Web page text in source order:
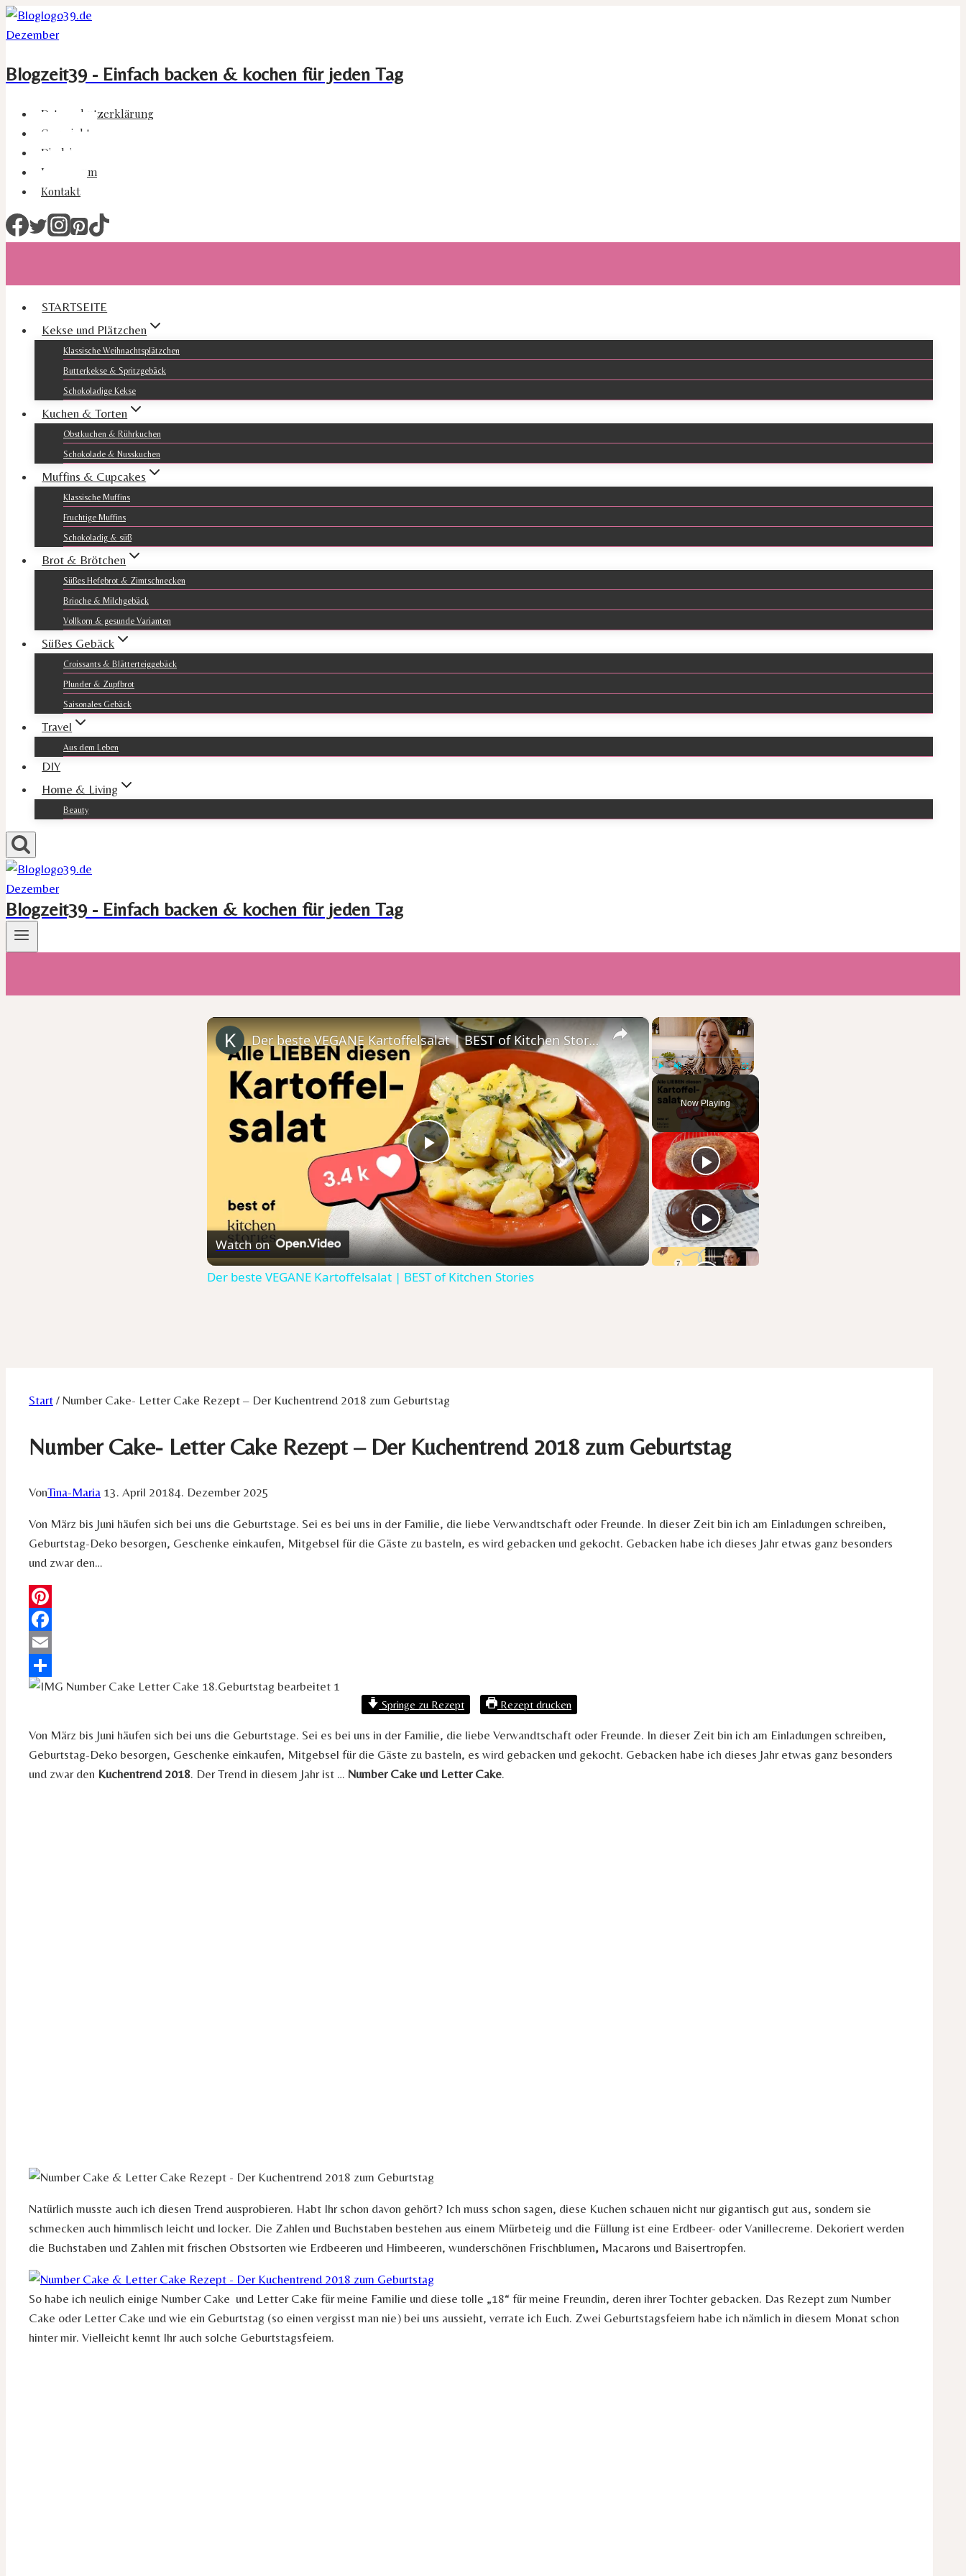
Zum
Inhalt
Blogzeit39 - Einfach backen & kochen für jeden Tag
Datenschutzerklärung
Copyright
Disclaimer
Impressum
Kontakt
STARTSEITE
Kekse und Plätzchen
Klassische Weihnachtsplätzchen
Butterkekse & Spritzgebäck
Schokoladige Kekse
Kuchen & Torten
Obstkuchen & Rührkuchen
Schokolade & Nusskuchen
Muffins & Cupcakes
Klassische Muffins
Fruchtige Muffins
Schokoladig & süß
Brot & Brötchen
Süßes Hefebrot & Zimtschnecken
Brioche & Milchgebäck
Vollkorn & gesunde Varianten
Süßes Gebäck
Croissants & Blätterteiggebäck
Plunder & Zupfbrot
Saisonales Gebäck
Travel
Aus dem Leben
DIY
Home & Living
Beauty
Blogzeit39 - Einfach backen & kochen für jeden Tag
×
Play Unmute Fullscreen
Now Playing
×
Play
Video
Der beste VEGANE Kartoffelsalat | BEST of Kitchen Stories
Watch on
Der beste VEGANE Kartoffelsalat | BEST of Kitchen Stories
Start / Number Cake- Letter Cake Rezept – Der Kuchentrend 2018 zum Geburtstag
Number Cake- Letter Cake Rezept – Der Kuchentrend 2018 zum Geburtstag
VonTina-Maria 13. April 20184. Dezember 2025
Von März bis Juni häufen sich bei uns die Geburtstage. Sei es bei uns in der Familie, die liebe Verwandtschaft oder Freunde. In dieser Zeit bin ich am Einladungen schreiben,
Geburtstag-Deko besorgen, Geschenke einkaufen, Mitgebsel für die Gäste zu basteln, es wird gebacken und gekocht. Gebacken habe ich dieses Jahr etwas ganz besonders
und zwar den…
Pinterest
Facebook
Email
Teilen
Springe zu Rezept Rezept drucken
Von März bis Juni häufen sich bei uns die Geburtstage. Sei es bei uns in der Familie, die liebe Verwandtschaft oder Freunde. In dieser Zeit bin ich am Einladungen schreiben,
Geburtstag-Deko besorgen, Geschenke einkaufen, Mitgebsel für die Gäste zu basteln, es wird gebacken und gekocht. Gebacken habe ich dieses Jahr etwas ganz besonders
und zwar den Kuchentrend 2018. Der Trend in diesem Jahr ist … Number Cake und Letter Cake.
Natürlich musste auch ich diesen Trend ausprobieren. Habt Ihr schon davon gehört? Ich muss schon sagen, diese Kuchen schauen nicht nur gigantisch gut aus, sondern sie
schmecken auch himmlisch leicht und locker. Die Zahlen und Buchstaben bestehen aus einem Mürbeteig und die Füllung ist eine Erdbeer- oder Vanillecreme. Dekoriert werden
die Buchstaben und Zahlen mit frischen Obstsorten wie Erdbeeren und Himbeeren, wunderschönen Frischblumen, Macarons und Baisertropfen.
So habe ich neulich einige Number Cake und Letter Cake für meine Familie und diese tolle „18“ für meine Freundin, deren ihrer Tochter gebacken. Das Rezept zum Number
Cake oder Letter Cake und wie ein Geburtstag (so einen vergisst man nie) bei uns aussieht, verrate ich Euch. Zwei Geburtstagsfeiern habe ich nämlich in diesem Monat schon
hinter mir. Vielleicht kennt Ihr auch solche Geburtstagsfeiern.